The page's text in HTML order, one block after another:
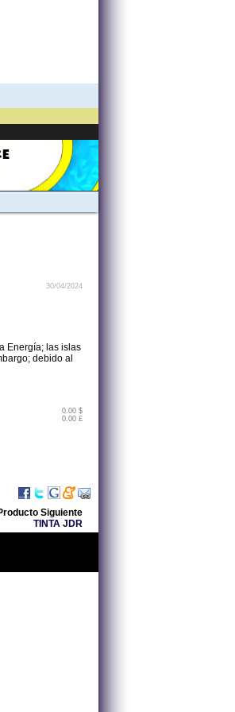
30/04/2024
Energía; las islas
debido al
0.00 $
0.00 £
Siguiente
TINTA JDR